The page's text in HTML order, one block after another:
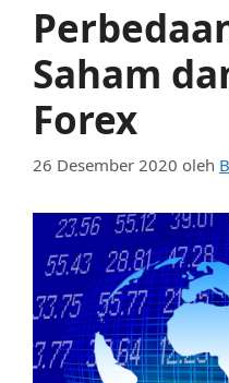
Saham
Forex
26 Desember 2020 oleh